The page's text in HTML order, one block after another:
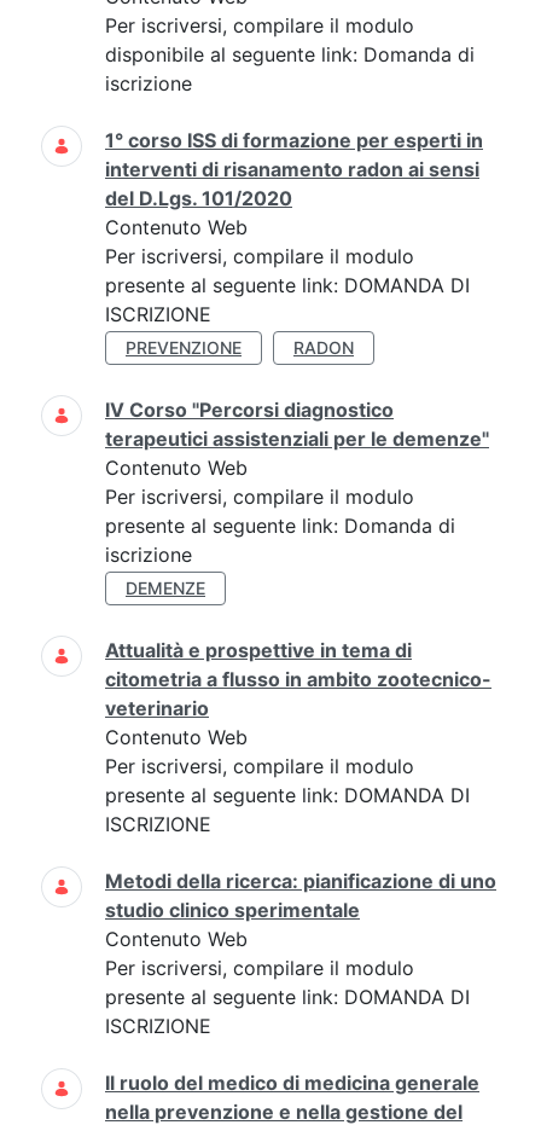
Per iscriversi, compilare il modulo
disponibile al seguente link: Domanda di
iscrizione
1° corso ISS di formazione per esperti in
interventi di risanamento radon ai sensi
del D.Lgs. 101/2020
Contenuto Web
Per iscriversi, compilare il modulo
presente al seguente link: DOMANDA DI
ISCRIZIONE
PREVENZIONE RADON
IV Corso "Percorsi diagnostico
terapeutici assistenziali per le demenze"
Contenuto Web
Per iscriversi, compilare il modulo
presente al seguente link: Domanda di
iscrizione
DEMENZE
Attualità e prospettive in tema di
citometria a flusso in ambito zootecnico-
veterinario
Contenuto Web
Per iscriversi, compilare il modulo
presente al seguente link: DOMANDA DI
ISCRIZIONE
Metodi della ricerca: pianificazione di uno
studio clinico sperimentale
Contenuto Web
Per iscriversi, compilare il modulo
presente al seguente link: DOMANDA DI
ISCRIZIONE
Il ruolo del medico di medicina generale
nella prevenzione e nella gestione del